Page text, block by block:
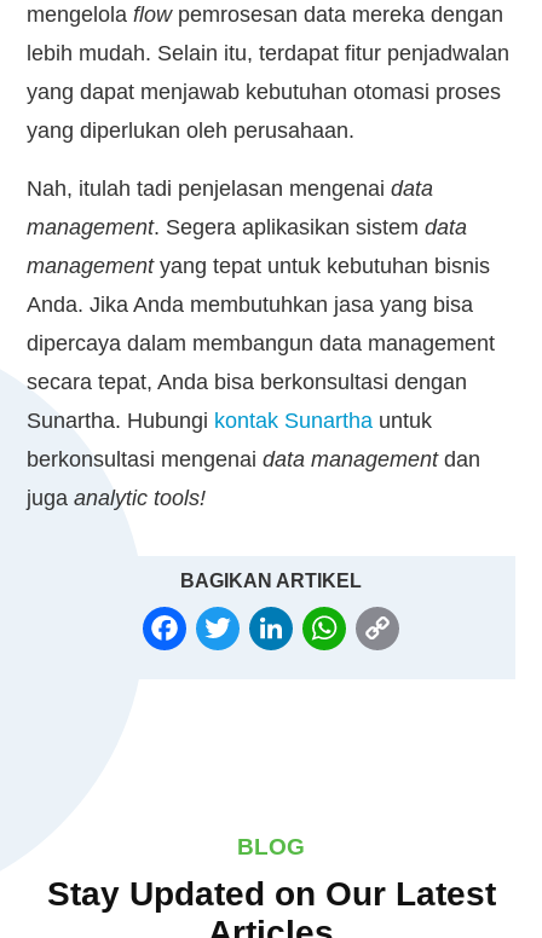
mengelolaflowpemrosesan data mereka dengan
lebih mudah. Selain itu, terdapat fitur penjadwalan
yang dapat menjawab kebutuhan otomasi proses
yang diperlukan oleh perusahaan.
Nah, itulah tadi penjelasan mengenaidata
management. Segera aplikasikan sistemdata
managementyang tepat untuk kebutuhan bisnis
Anda. Jika Anda membutuhkan jasa yang bisa
dipercaya dalam membangun data management
secara tepat, Anda bisa berkonsultasi dengan
Sunartha. Hubungi kontak Sunartha untuk
berkonsultasi mengenaidata managementdan
jugaanalytic tools!
BAGIKAN ARTIKEL
FACEBOOK
TWITTERLINKEDINWHATSAPP
BLOG
Stay Updated on Our Latest